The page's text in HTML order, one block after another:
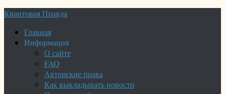
Квантовая Правда
Главная
Информация
О сайте
FAQ
Авторские права
Как выкладывать новости